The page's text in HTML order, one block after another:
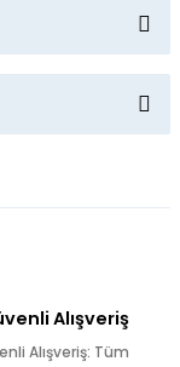
Alışveriş
Alışveriş: Tüm